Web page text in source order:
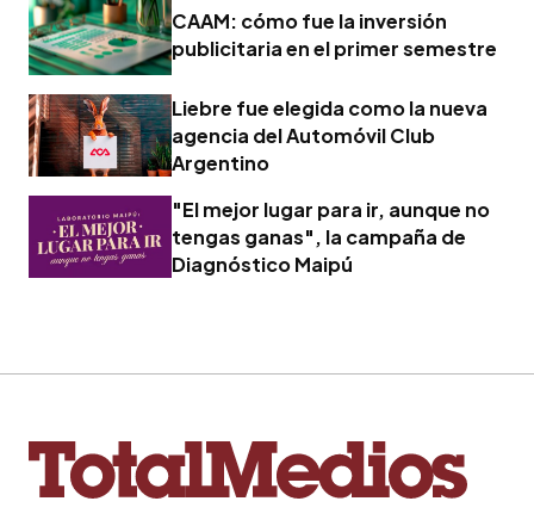
CAAM: cómo fue la inversión
publicitaria en el primer semestre
Liebre fue elegida como la nueva
agencia del Automóvil Club
Argentino
"El mejor lugar para ir, aunque no
tengas ganas", la campaña de
Diagnóstico Maipú